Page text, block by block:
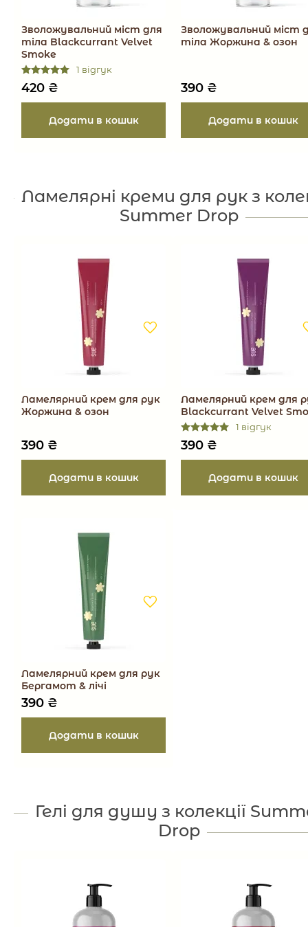
Зволожувальний міст для
тіла Blackcurrant Velvet
Smoke
1 відгук
420 ₴
Зволожувальний міст
тіла Жоржина & озон
390 ₴
Ламелярні креми для рук з
Summer Drop
Ламелярний крем для рук
Жоржина & озон
390 ₴
Ламелярний крем для
Blackcurrant Velvet
1 відгук
390 ₴
Ламелярний крем для рук
Бергамот & лічі
390 ₴
Гелі для душу з колекції
Drop